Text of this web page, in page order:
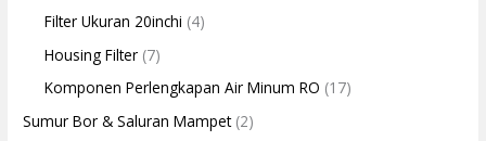
Filter Ukuran 20inchi (4)
Housing Filter (7)
Komponen Perlengkapan Air Minum RO (17)
Sumur Bor & Saluran Mampet(2)